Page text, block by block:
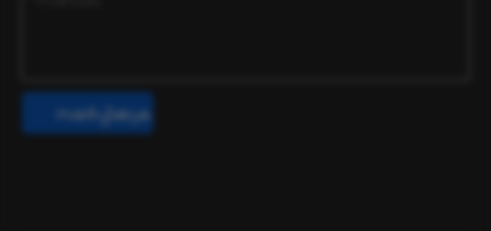
സമർപ്പിക്കുക